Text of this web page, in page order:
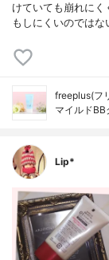
けていても崩れに
もしにくいのでは
freeplus(フ
マイルドBB
Lip*